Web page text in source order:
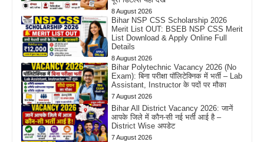
8 August 2026
Bihar NSP CSS Scholarship 2026
Merit List OUT: BSEB NSP CSS Merit
List Download & Apply Online Full
Details
8 August 2026
Bihar Polytechnic Vacancy 2026 (No
Exam): बिना परीक्षा पॉलिटेक्निक में भर्ती – Lab
Assistant, Instructor के पदों पर मौका
7 August 2026
Bihar All District Vacancy 2026: जानें
आपके जिले में कौन-सी नई भर्ती आई है –
District Wise अपडेट
7 August 2026